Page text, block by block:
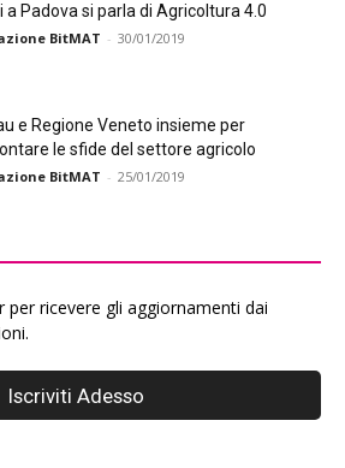
a Padova si parla di Agricoltura 4.0
BitMAT - 30/01/2019
e Regione Veneto insieme per
le sfide del settore agricolo
BitMAT - 25/01/2019
per ricevere gli aggiornamenti dai